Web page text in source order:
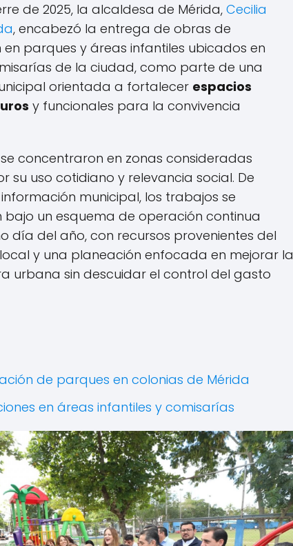
de 2025, la alcaldesa de Mérida, Cecilia
, encabezó la entrega de obras de
parques y áreas infantiles ubicados en
de la ciudad, como parte de una
orientada a fortalecer espacios
y funcionales para la convivencia
concentraron en zonas consideradas
su uso cotidiano y relevancia social. De
municipal, los trabajos se
un esquema de operación continua
día del año, con recursos provenientes del
y una planeación enfocada en mejorar la
urbana sin descuidar el control del gasto
de parques en colonias de Mérida
en áreas infantiles y comisarías